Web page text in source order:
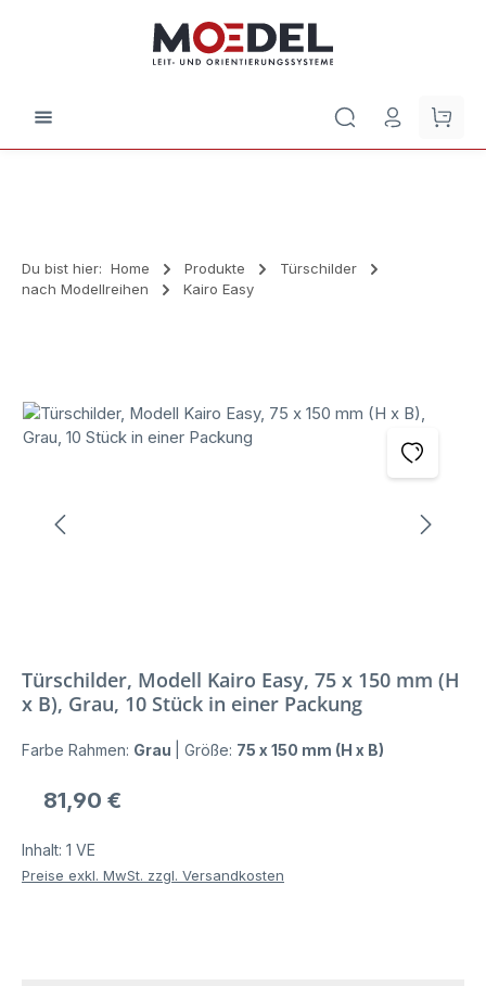
Zum Hauptinhalt springen
Du bist hier: Home Produkte
Türschilder
nach Modellreihen
Kairo Easy
Bildergalerie überspringen
Türschilder, Modell Kairo Easy, 75 x 150 mm (H
x B), Grau, 10 Stück in einer Packung
Farbe Rahmen: Grau Größe: 75 x 150 mm (H x B)
Regulärer Preis:
81,90 €
Inhalt: 1 VE
Preise exkl. MwSt. zzgl. Versandkosten